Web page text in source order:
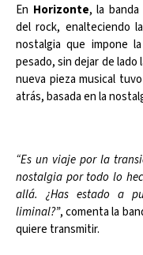
En Horizonte, la
del rock, enalteciendo
nostalgia que impone
pesado, sin dejar de lado
nueva pieza musical
atrás, basada en la
“Es un viaje por la
nostalgia por todo lo
allá. ¿Has estado a
liminal?”, comenta la
quiere transmitir.